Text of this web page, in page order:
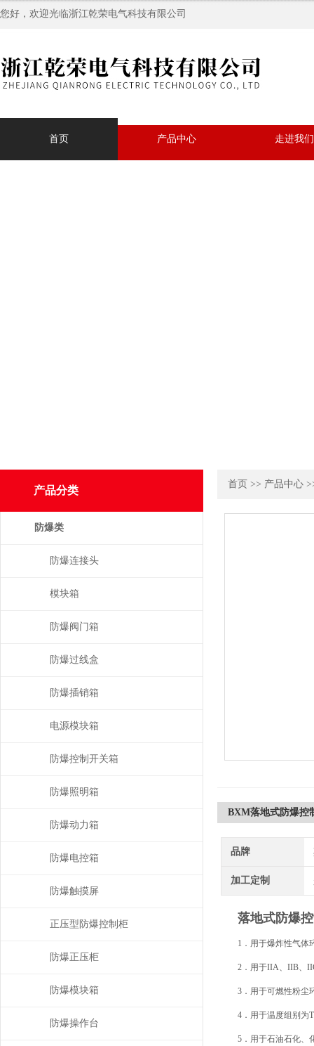
您好，欢迎光临浙江乾荣电气科技有限公司
首页 产品中心 走进我们
首页 >> 产品中心
BXM落地式防爆控
品牌
加工定制
落地式防爆
1．用于爆炸性气体
2．用于IIA、IIB、
3．用于可燃性粉尘
4．用于温度组别为
5．用于石油石化、
产品分类
防爆类
防爆连接头
模块箱
防爆阀门箱
防爆过线盒
防爆插销箱
电源模块箱
防爆控制开关箱
防爆照明箱
防爆动力箱
防爆电控箱
防爆触摸屏
正压型防爆控制柜
防爆正压柜
防爆模块箱
防爆操作台